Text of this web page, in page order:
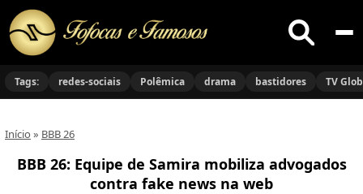
Buscar
no
Tags: redes-sociais Polêmica drama bastidores TV
Início » BBB 26
BBB 26: Equipe de Samira mobiliza advogados
contra fake news na web